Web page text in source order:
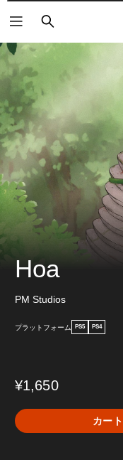
検
索
Hoa
PM Studios
プラットフォーム PS5 PS4
¥1,650
カー